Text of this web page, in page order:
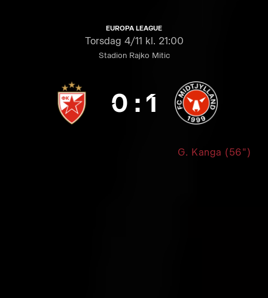
EUROPA LEAGUE
Torsdag 4/11 kl. 21:00
Stadion Rajko Mitic
0 : 1
G. Kanga (56")